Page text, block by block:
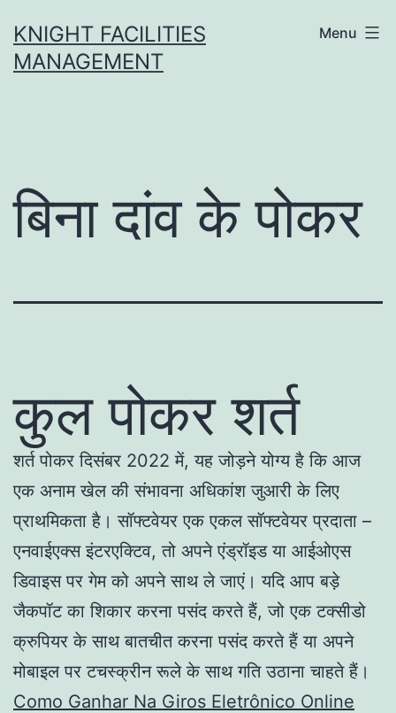
to
content
KNIGHT FACILITIES
MANAGEMENT
Menu
बिना दांव के पोकर
कुल पोकर शर्त
शर्त पोकर दिसंबर 2022 में, यह जोड़ने योग्य है कि आज
एक अनाम खेल की संभावना अधिकांश जुआरी के लिए
प्राथमिकता है। सॉफ्टवेयर एक एकल सॉफ्टवेयर प्रदाता –
एनवाईएक्स इंटरएक्टिव, तो अपने एंड्रॉइड या आईओएस
डिवाइस पर गेम को अपने साथ ले जाएं। यदि आप बड़े
जैकपॉट का शिकार करना पसंद करते हैं, जो एक टक्सीडो
क्रुपियर के साथ बातचीत करना पसंद करते हैं या अपने
मोबाइल पर टचस्क्रीन रूले के साथ गति उठाना चाहते हैं।
Como Ganhar Na Giros Eletrônico Online